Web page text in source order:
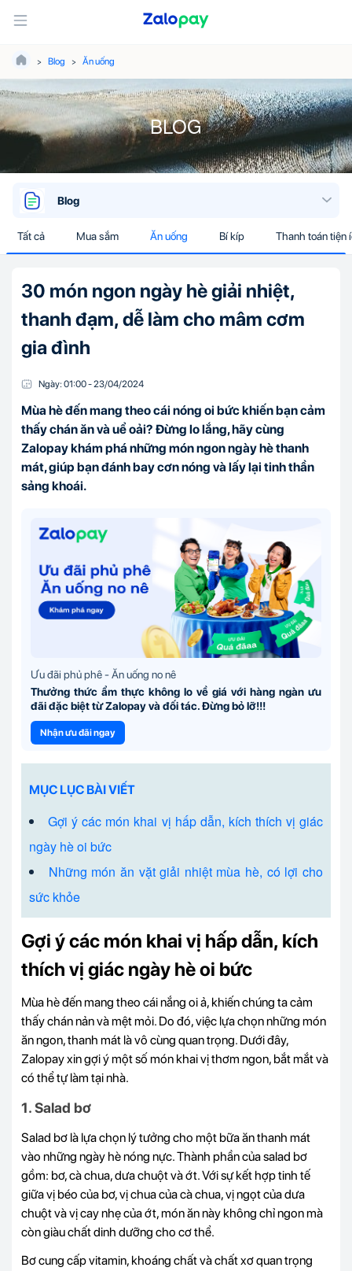
Blog Ăn uống
BLOG
Blog
Tất cả Mua sắm Ăn uống Bí kíp Thanh toán tiện
30 món ngon ngày hè giải nhiệt,
thanh đạm, dễ làm cho mâm cơm
gia đình
Ngày: 01:00-23/04/2024
Mùa hè đến mang theo cái nóng oi bức khiến bạn cảm
thấy chán ăn và uể oải? Đừng lo lắng, hãy cùng
Zalopay khám phá những món ngon ngày hè thanh
mát, giúp bạn đánh bay cơn nóng và lấy lại tinh thần
sảng khoái.
Ưu đãi phủ phê - Ăn uống no nê
Thưởng thức ẩm thực không lo về giá với hàng ngàn ưu
đãi đặc biệt từ Zalopay và đối tác. Đừng bỏ lỡ!!!
Nhận ưu đãi ngay
MỤC LỤC BÀI VIẾT
Gợi ý các món khai vị hấp dẫn, kích thích vị giác
ngày hè oi bức
Những món ăn vặt giải nhiệt mùa hè, có lợi cho
sức khỏe
Gợi ý các món khai vị hấp dẫn, kích
thích vị giác ngày hè oi bức
Mùa hè đến mang theo cái nắng oi ả, khiến chúng ta cảm
thấy chán nản và mệt mỏi. Do đó, việc lựa chọn những món
ăn ngon, thanh mát là vô cùng quan trọng. Dưới đây,
Zalopay xin gợi ý một số món khai vị thơm ngon, bắt mắt và
có thể tự làm tại nhà.
1. Salad bơ
Salad bơ là lựa chọn lý tưởng cho một bữa ăn thanh mát
vào những ngày hè nóng nực. Thành phần của salad bơ
gồm: bơ, cà chua, dưa chuột và ớt. Với sự kết hợp tinh tế
giữa vị béo của bơ, vị chua của cà chua, vị ngọt của dưa
chuột và vị cay nhẹ của ớt, món ăn này không chỉ ngon mà
còn giàu chất dinh dưỡng cho cơ thể.
Bơ cung cấp vitamin, khoáng chất và chất xơ quan trọng